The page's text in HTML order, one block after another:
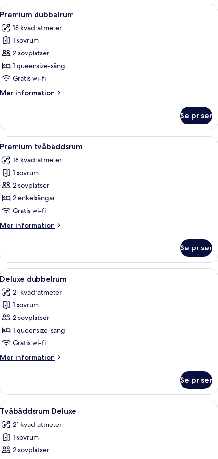
Öppna
alla
foton
för
Premium
dubbelrum
Ett hotellrum med en säng, ett
8
Premium dubbelrum
18 kvadratmeter
1 sovrum
2 sovplatser
1 queensize-säng
Gratis wi-fi
Mer information
Mer
dubbelrum
Se priser
Öppna
alla
foton
för
Premium
tvåbäddsrum
Ett hotellrum med två sängar, en
4
Premium tvåbäddsrum
18 kvadratmeter
1 sovrum
2 sovplatser
2 enkelsängar
Gratis wi-fi
Mer information
Mer
tvåbäddsrum
Se priser
Öppna
alla
foton
för
Deluxe
dubbelrum
Ett hotellrum med en säng, ett
7
Deluxe dubbelrum
21 kvadratmeter
1 sovrum
2 sovplatser
1 queensize-säng
Gratis wi-fi
Mer information
Mer
dubbelrum
Se priser
Öppna
alla
foton
för
Tvåbäddsrum
Ett hotellrum med en säng, ett
9
Tvåbäddsrum Deluxe
21 kvadratmeter
1 sovrum
2 sovplatser